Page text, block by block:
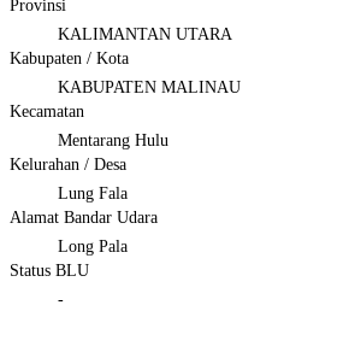
Provinsi
KALIMANTAN UTARA
Kabupaten / Kota
KABUPATEN MALINAU
Kecamatan
Mentarang Hulu
Kelurahan / Desa
Lung Fala
Alamat Bandar Udara
Long Pala
Status BLU
-